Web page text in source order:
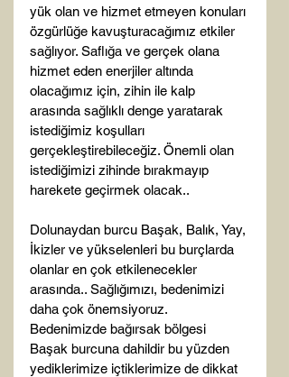
yük olan ve hizmet etmeyen konuları
özgürlüğe kavuşturacağımız etkiler
sağlıyor. Saflığa ve gerçek olana
hizmet eden enerjiler altında
olacağımız için, zihin ile kalp
arasında sağlıklı denge yaratarak
istediğimiz koşulları
gerçekleştirebileceğiz. Önemli olan
istediğimizi zihinde bırakmayıp
harekete geçirmek olacak..
Dolunaydan burcu Başak, Balık, Yay,
İkizler ve yükselenleri bu burçlarda
olanlar en çok etkilenecekler
arasında.. Sağlığımızı, bedenimizi
daha çok önemsiyoruz.
Bedenimizde bağırsak bölgesi
Başak burcuna dahildir bu yüzden
yediklerimize içtiklerimize de dikkat